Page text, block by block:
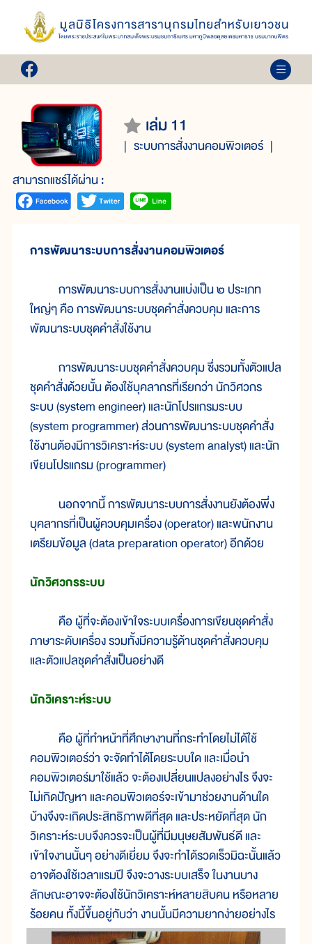
เล่ม 11
ระบบการสั่งงานคอมพิวเตอร์
สามารถแชร์ได้ผ่าน :
การพัฒนาระบบการสั่งงานคอมพิวเตอร์
การพัฒนาระบบการสั่งงานแบ่งเป็น ๒ ประเภท
ใหญ่ๆ คือ การพัฒนาระบบชุดคำสั่งควบคุม และการ
พัฒนาระบบชุดคำสั่งใช้งาน
การพัฒนาระบบชุดคำสั่งควบคุม ซึ่งรวมทั้งตัวแปล
ชุดคำสั่งด้วยนั้น ต้องใช้บุคลากรที่เรียกว่า นักวิศวกร
ระบบ (system engineer) และนักโปรแกรมระบบ
(system programmer) ส่วนการพัฒนาระบบชุดคำสั่ง
ใช้งานต้องมีการวิเคราะห์ระบบ (system analyst) และนัก
เขียนโปรแกรม (programmer)
นอกจากนี้ การพัฒนาระบบการสั่งงานยังต้องพึ่ง
บุคลากรที่เป็นผู้ควบคุมเครื่อง (operator) และพนักงาน
เตรียมข้อมูล (data preparation operator) อีกด้วย
นักวิศวกรระบบ
คือ ผู้ที่จะต้องเข้าใจระบบเครื่องการเขียนชุดคำสั่ง
ภาษาระดับเครื่อง รวมทั้งมีความรู้ด้านชุดคำสั่งควบคุม
และตัวแปลชุดคำสั่งเป็นอย่างดี
นักวิเคราะห์ระบบ
คือ ผู้ที่ทำหน้าที่ศึกษางานที่กระทำโดยไม่ได้ใช้
คอมพิวเตอร์ว่า จะจัดทำได้โดยระบบใด และเมื่อนำ
คอมพิวเตอร์มาใช้แล้ว จะต้องเปลี่ยนแปลงอย่างไร จึงจะ
ไม่เกิดปัญหา และคอมพิวเตอร์จะเข้ามาช่วยงานด้านใด
บ้างจึงจะเกิดประสิทธิภาพดีที่สุด และประหยัดที่สุด นัก
วิเคราะห์ระบบจึงควรจะเป็นผู้ที่มีมนุษยสัมพันธ์ดี และ
เข้าใจงานนั้นๆ อย่างดีเยี่ยม จึงจะทำได้รวดเร็วมิฉะนั้นแล้ว
อาจต้องใช้เวลาแรมปี จึงจะวางระบบเสร็จ ในงานบาง
ลักษณะอาจจะต้องใช้นักวิเคราะห์หลายสิบคน หรือหลาย
ร้อยคน ทั้งนี้ขึ้นอยู่กับว่า งานนั้นมีความยากง่ายอย่างไร